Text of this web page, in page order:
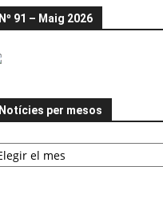
Nº 91 – Maig 2026
Notícies per mesos